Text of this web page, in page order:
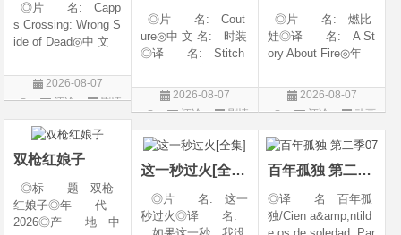
◎片 名: Capp
s Crossing: Wrong S
ide of Dead◎中 文
死亡的反面◎年
代: 2026◎产
别: 剧情 / 悬疑 / 惊
悚 / 犯罪◎语
2026-08-07
评论
剧情
片
◎片 名: Cout
ure◎中 文 名: 时装
◎译 名: Stitch
(台)◎年 代: 20
25◎产 地: 法
剧情◎语 言:
法语 /
2026-08-07
评论
剧情
片
◎片 名: 燃比
娃◎译 名: A St
ory About Fire◎年
地: 中国大陆◎
类 别: 动画 / 奇
汉语普通话◎上映
日期: 202
2026-08-07
评论
动画
片
双枪红娘子
◎标 题 双枪
红娘子◎年 代
2026◎产 地 中
这一秒过火[全集]
◎片 名: 这一
秒过火◎译 名:
百年孤独 第二季07
◎译 名 百年孤
独/Cien a&amp;ntild